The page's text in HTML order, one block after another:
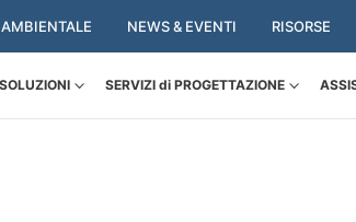
NEWS & EVENTI RISORSE
SERVIZI di PROGETTAZIONE